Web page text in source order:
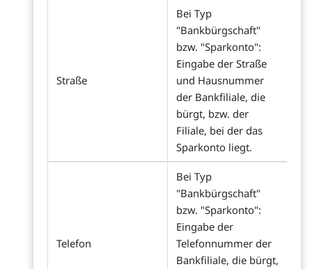
Straße
Bei Typ
"Bankbürgschaft"
bzw. "Sparkonto":
Eingabe der Straße
und Hausnummer
der Bankfiliale, die
bürgt, bzw. der
Filiale, bei der das
Sparkonto liegt.
Telefon
Bei Typ
"Bankbürgschaft"
bzw. "Sparkonto":
Eingabe der
Telefonnummer der
Bankfiliale, die bürgt,